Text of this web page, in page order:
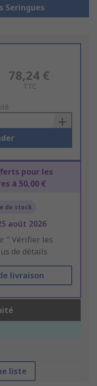
Seringues
78,24 €
TTC
pour les
à 50,00 €
de stock
août 2026
" Vérifier les
de détails
livraison
liste